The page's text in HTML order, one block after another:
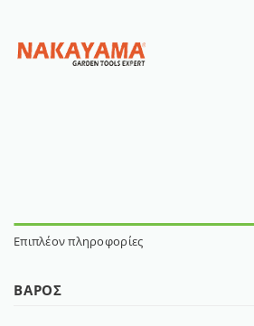
Επιπλέον πληροφορίες
ΒΆΡΟΣ